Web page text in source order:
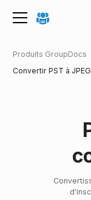
Produits GroupDocs
Convertir PST à JPEG